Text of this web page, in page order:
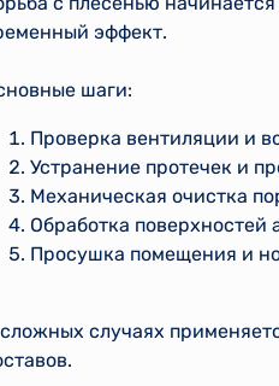
эффект.
шаги:
Проверка вентиляции и
Устранение протечек и
Механическая очистка
Обработка поверхностей
Просушка помещения и
случаях